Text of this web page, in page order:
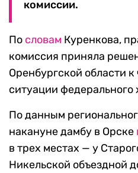
комиссии.
По словам Куренкова,
комиссия приняла
Оренбургской области
ситуации федерального
По данным
накануне дамбу в Орске
в трех местах — у
Никельской объездной